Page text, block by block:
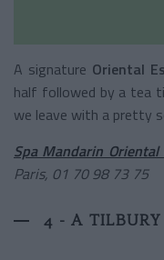
A signature Oriental
half followed by a tea
we leave with a pretty
Spa Mandarin Oriental
Paris, 01 70 98 73 75
4 - A TILBURY